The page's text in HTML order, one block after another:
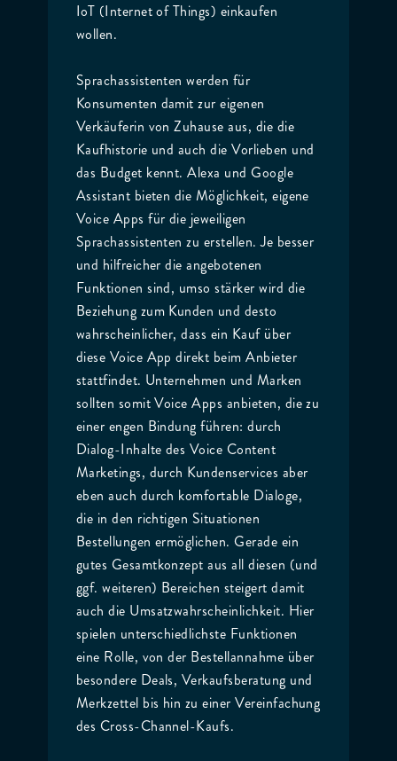
IoT (Internet of Things) einkaufen
wollen.
Sprachassistenten werden für
Konsumenten damit zur eigenen
Verkäuferin von Zuhause aus, die die
Kaufhistorie und auch die Vorlieben und
das Budget kennt. Alexa und Google
Assistant bieten die Möglichkeit, eigene
Voice Apps für die jeweiligen
Sprachassistenten zu erstellen. Je besser
und hilfreicher die angebotenen
Funktionen sind, umso stärker wird die
Beziehung zum Kunden und desto
wahrscheinlicher, dass ein Kauf über
diese Voice App direkt beim Anbieter
stattfindet. Unternehmen und Marken
sollten somit Voice Apps anbieten, die zu
einer engen Bindung führen: durch
Dialog-Inhalte des Voice Content
Marketings, durch Kundenservices aber
eben auch durch komfortable Dialoge,
die in den richtigen Situationen
Bestellungen ermöglichen. Gerade ein
gutes Gesamtkonzept aus all diesen (und
ggf. weiteren) Bereichen steigert damit
auch die Umsatzwahrscheinlichkeit. Hier
spielen unterschiedlichste Funktionen
eine Rolle, von der Bestellannahme über
besondere Deals, Verkaufsberatung und
Merkzettel bis hin zu einer Vereinfachung
des Cross-Channel-Kaufs.